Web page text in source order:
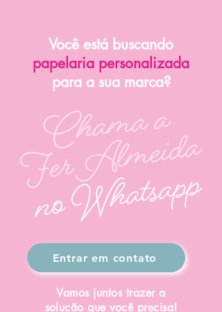
Você está buscando
papelaria personalizada
para a sua marca?
Entrar em contato
Vamos juntos trazer a
solução que você precisa!